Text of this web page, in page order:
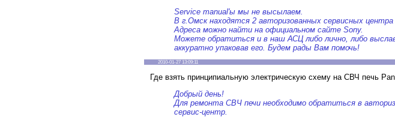
Service manual'ы мы не высылаем.
В г.Омск находятся 2 авторизованных сервисных
Адреса можно найти на официальном сайте Sony.
Можете обратиться и в наш АСЦ либо лично, либо
аккуратно упаковав его. Будем рады Вам помочь!
2010-01-27 13:09:11
Где взять принципиальную электрическую схему на СВЧ печь
Добрый день!
Для ремонта СВЧ печи необходимо обратиться в
сервис-центр.